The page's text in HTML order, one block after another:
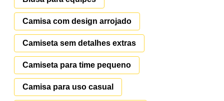
Camisa com design arrojado
Camiseta sem detalhes extras
Camiseta para time pequeno
Camisa para uso casual